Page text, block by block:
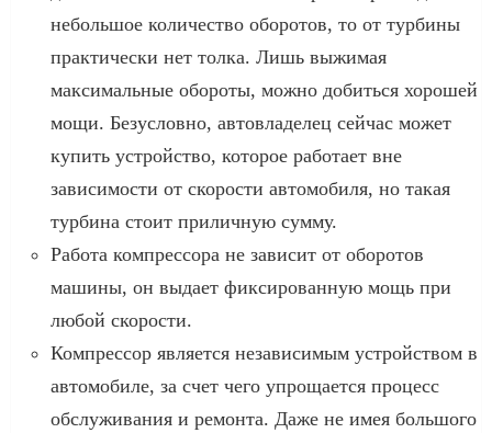
небольшое количество оборотов, то от турбины
практически нет толка. Лишь выжимая
максимальные обороты, можно добиться хорошей
мощи. Безусловно, автовладелец сейчас может
купить устройство, которое работает вне
зависимости от скорости автомобиля, но такая
турбина стоит приличную сумму.
Работа компрессора не зависит от оборотов
машины, он выдает фиксированную мощь при
любой скорости.
Компрессор является независимым устройством в
автомобиле, за счет чего упрощается процесс
обслуживания и ремонта. Даже не имея большого